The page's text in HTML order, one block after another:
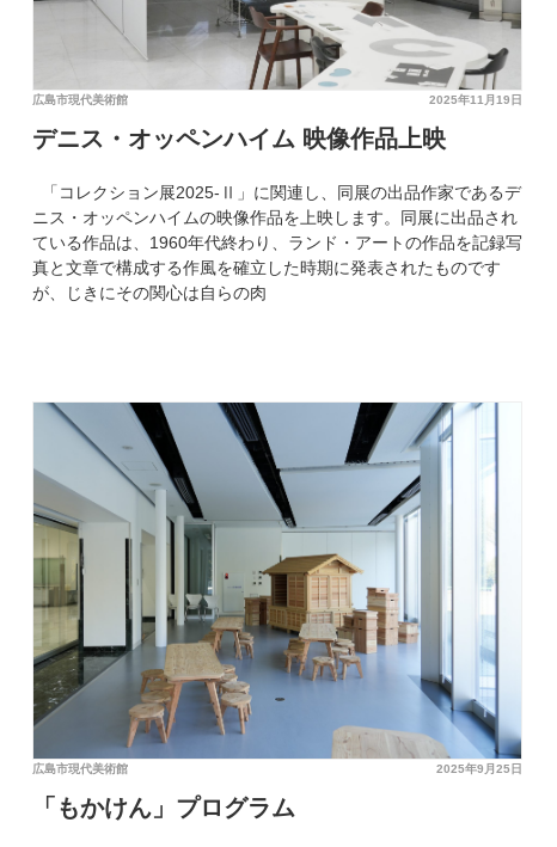
2025年11月19日
広島市現代美術館
デニス・オッペンハイム 映像作品上映
「コレクション展2025-Ⅱ」に関連し、同展の出品作家であるデ
ニス・オッペンハイムの映像作品を上映します。同展に出品され
ている作品は、1960年代終わり、ランド・アートの作品を記録写
真と文章で構成する作風を確立した時期に発表されたものです
が、じきにその関心は自らの肉
2025年9月25日
広島市現代美術館
「もかけん」プログラム